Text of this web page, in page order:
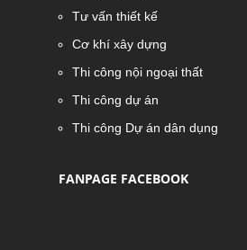
Tư vấn thiết kế
Cơ khí xây dựng
Thi công nội ngoại thất
Thi công dự án
Thi công Dự án dân dụng
FANPAGE FACEBOOK